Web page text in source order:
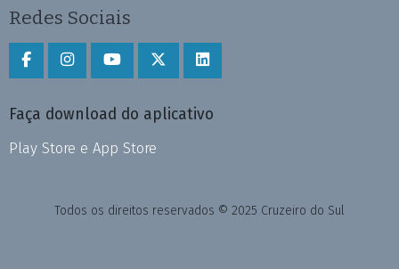
Redes Sociais
Faça download do aplicativo
Play Store e App Store
Todos os direitos reservados © 2025 Cruzeiro do Sul